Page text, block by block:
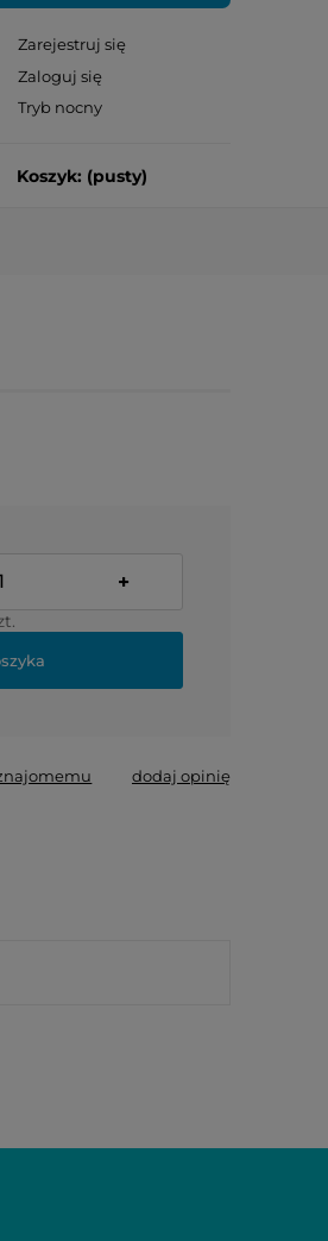
Zarejestruj się
Zaloguj się
Koszyk: (pusty)
+
dodaj opinię